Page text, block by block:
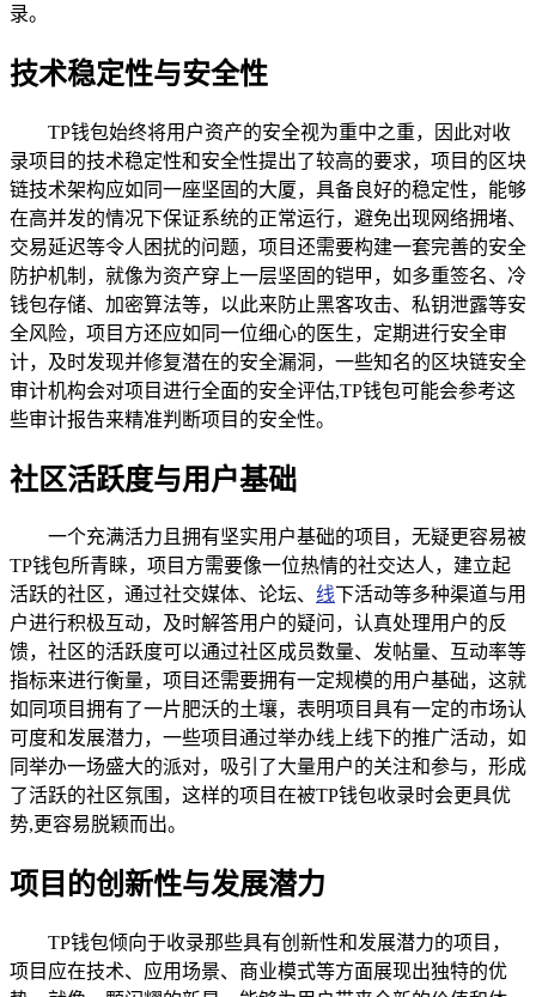
录。
技术稳定性与安全性
TP钱包始终将用户资产的安全视为重中之重，因此对收
录项目的技术稳定性和安全性提出了较高的要求，项目的区块
链技术架构应如同一座坚固的大厦，具备良好的稳定性，能够
在高并发的情况下保证系统的正常运行，避免出现网络拥堵、
交易延迟等令人困扰的问题，项目还需要构建一套完善的安全
防护机制，就像为资产穿上一层坚固的铠甲，如多重签名、冷
钱包存储、加密算法等，以此来防止黑客攻击、私钥泄露等安
全风险，项目方还应如同一位细心的医生，定期进行安全审
计，及时发现并修复潜在的安全漏洞，一些知名的区块链安全
审计机构会对项目进行全面的安全评估,TP钱包可能会参考这
些审计报告来精准判断项目的安全性。
社区活跃度与用户基础
一个充满活力且拥有坚实用户基础的项目，无疑更容易被
TP钱包所青睐，项目方需要像一位热情的社交达人，建立起
活跃的社区，通过社交媒体、论坛、 线下活动等多种渠道与用
户进行积极互动，及时解答用户的疑问，认真处理用户的反
馈，社区的活跃度可以通过社区成员数量、发帖量、互动率等
指标来进行衡量，项目还需要拥有一定规模的用户基础，这就
如同项目拥有了一片肥沃的土壤，表明项目具有一定的市场认
可度和发展潜力，一些项目通过举办线上线下的推广活动，如
同举办一场盛大的派对，吸引了大量用户的关注和参与，形成
了活跃的社区氛围，这样的项目在被TP钱包收录时会更具优
势,更容易脱颖而出。
项目的创新性与发展潜力
TP钱包倾向于收录那些具有创新性和发展潜力的项目，
项目应在技术、应用场景、商业模式等方面展现出独特的优